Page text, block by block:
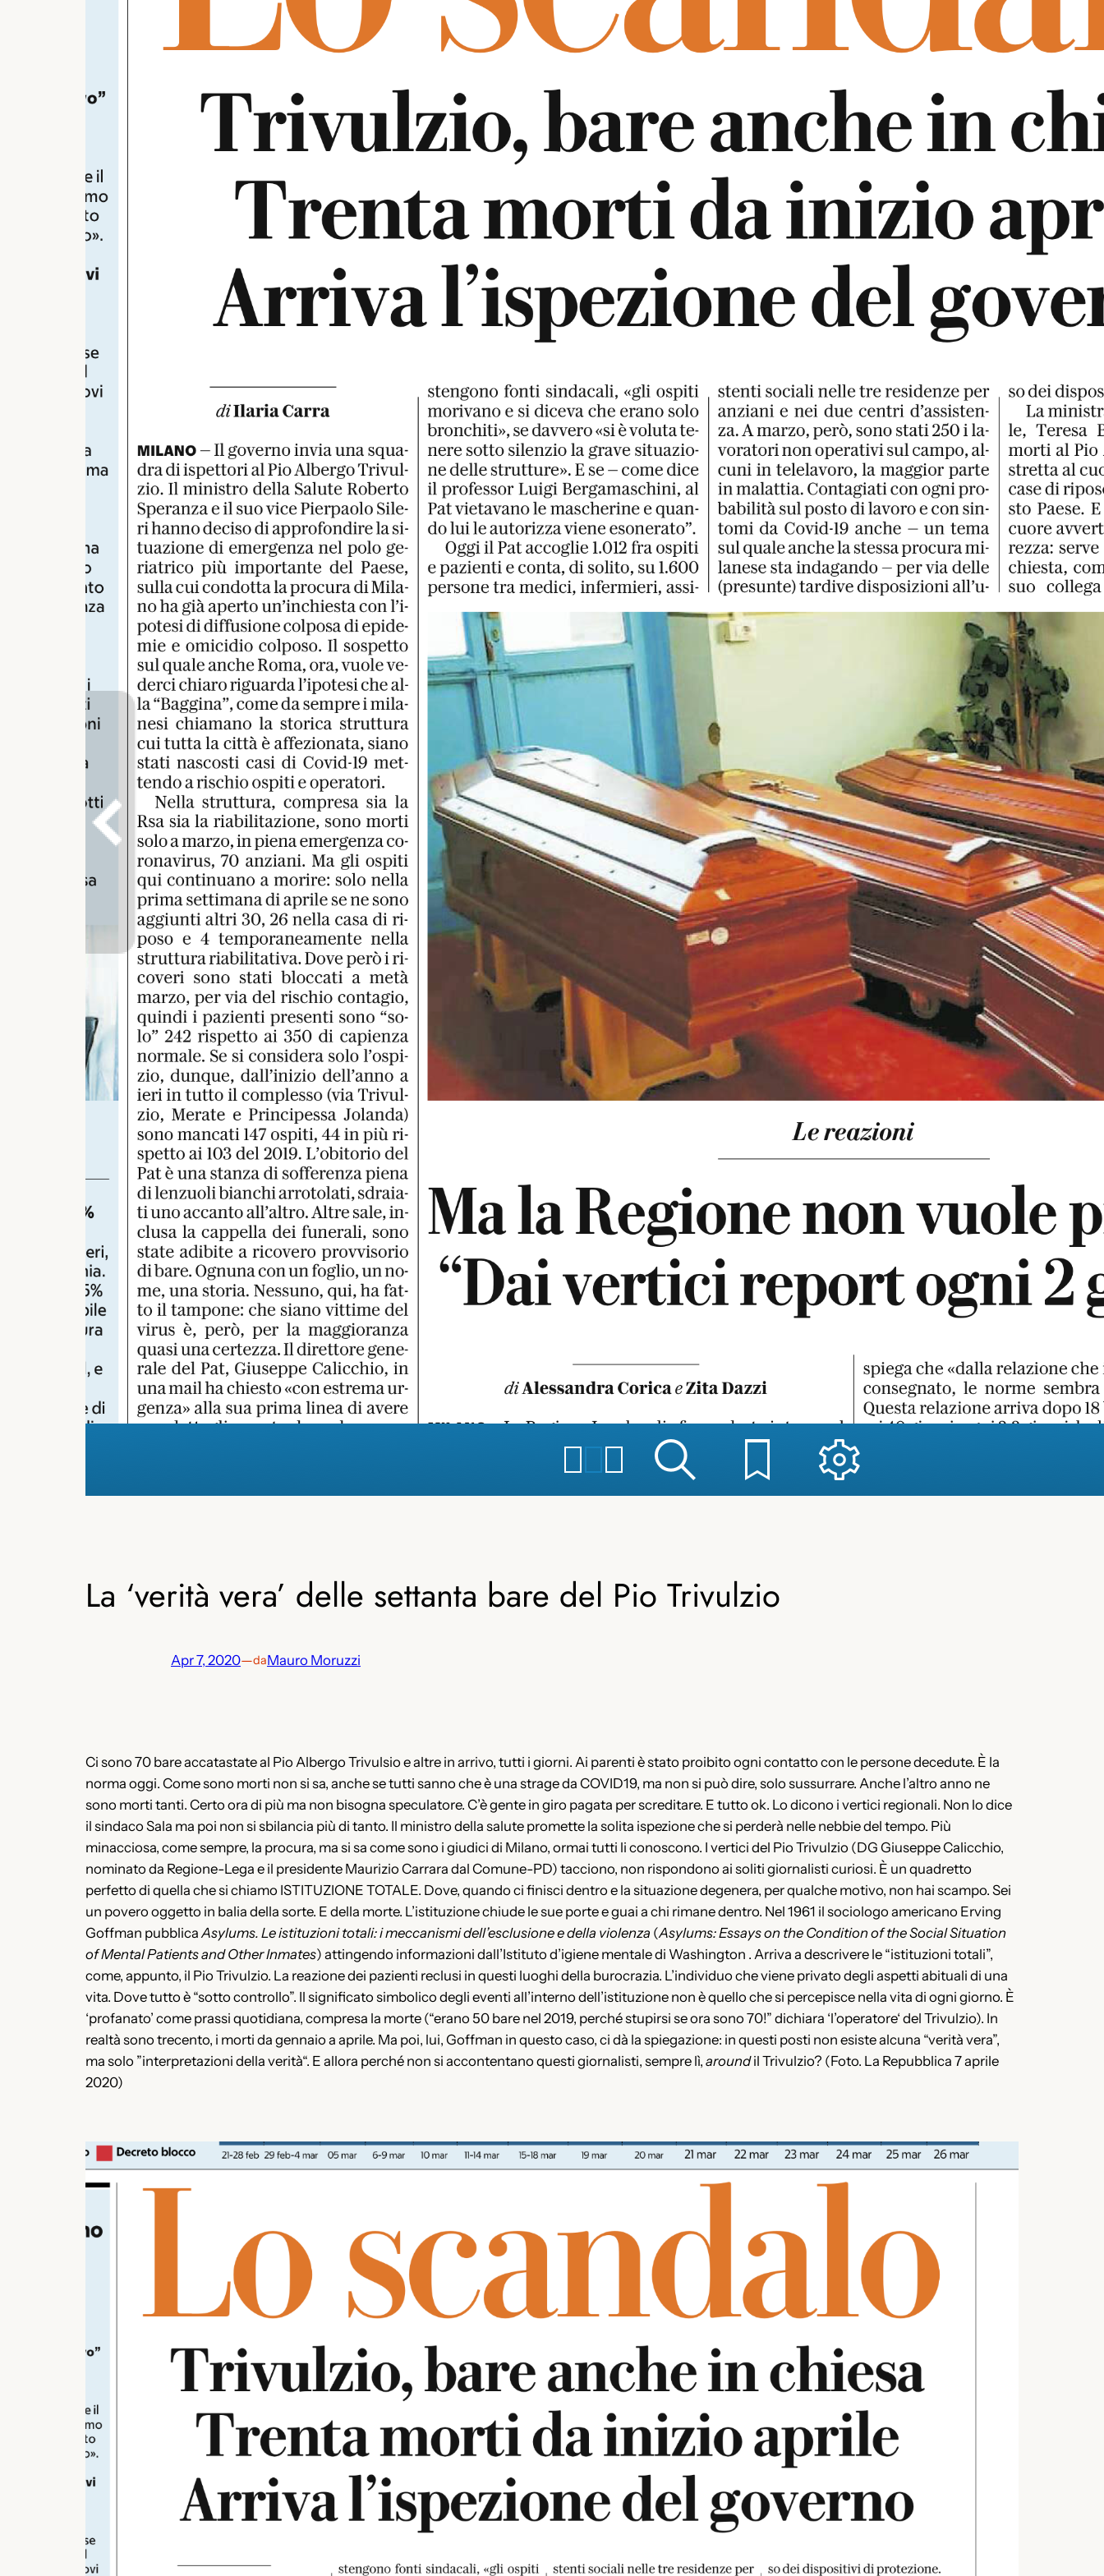
La ‘verità vera’ delle settanta bare del Pio Trivulzio
Apr 7, 2020—daMauro Moruzzi
Ci sono 70 bare accatastate al Pio Albergo Trivulsio e altre in arrivo, tutti i giorni. Ai parenti è stato proibito ogni contatto con le persone decedute. È la
norma oggi. Come sono morti non si sa, anche se tutti sanno che è una strage da COVID19, ma non si può dire, solo sussurrare. Anche l’altro anno ne
sono morti tanti. Certo ora di più ma non bisogna speculatore. C’è gente in giro pagata per screditare. E tutto ok. Lo dicono i vertici regionali. Non lo dice
il sindaco Sala ma poi non si sbilancia più di tanto. Il ministro della salute promette la solita ispezione che si perderà nelle nebbie del tempo. Più
minacciosa, come sempre, la procura, ma si sa come sono i giudici di Milano, ormai tutti li conoscono. I vertici del Pio Trivulzio (DG Giuseppe Calicchio,
nominato da Regione-Lega e il presidente Maurizio Carrara dal Comune-PD) tacciono, non rispondono ai soliti giornalisti curiosi. È un quadretto
perfetto di quella che si chiamo ISTITUZIONE TOTALE. Dove, quando ci finisci dentro e la situazione degenera, per qualche motivo, non hai scampo. Sei
un povero oggetto in balia della sorte. E della morte. L’istituzione chiude le sue porte e guai a chi rimane dentro. Nel 1961 il sociologo americano Erving
Goffman pubblica Asylums. Le istituzioni totali: i meccanismi dell’esclusione e della violenza (Asylums: Essays on the Condition of the Social Situation
of Mental Patients and Other Inmates) attingendo informazioni dall’Istituto d’igiene mentale di Washington . Arriva a descrivere le “istituzioni totali”,
come, appunto, il Pio Trivulzio. La reazione dei pazienti reclusi in questi luoghi della burocrazia. L’individuo che viene privato degli aspetti abituali di una
vita. Dove tutto è “sotto controllo”. Il significato simbolico degli eventi all’interno dell’istituzione non è quello che si percepisce nella vita di ogni giorno. È
‘profanato’ come prassi quotidiana, compresa la morte (“erano 50 bare nel 2019, perché stupirsi se ora sono 70!” dichiara ‘l’operatore‘ del Trivulzio). In
realtà sono trecento, i morti da gennaio a aprile. Ma poi, lui, Goffman in questo caso, ci dà la spiegazione: in questi posti non esiste alcuna “verità vera”,
ma solo ”interpretazioni della verità“. E allora perché non si accontentano questi giornalisti, sempre lì, aroundil Trivulzio? (Foto. La Repubblica 7 aprile
2020)